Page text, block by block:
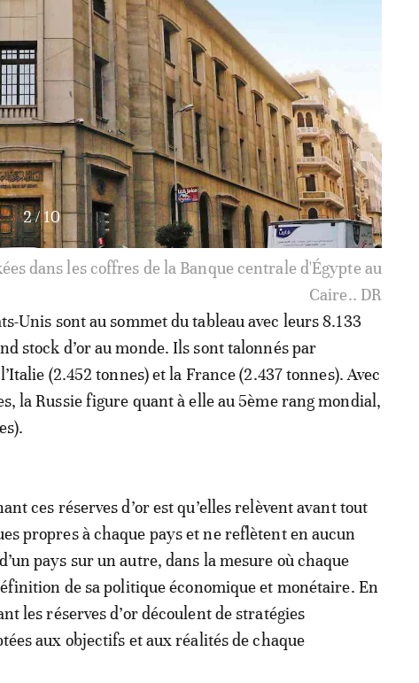
3/10
par la Banque Centrale de Tunisie à Tunis.. DR
Unis sont au sommet du tableau avec leurs 8.133
stock d’or au monde. Ils sont talonnés par
(2.452 tonnes) et la France (2.437 tonnes). Avec
la Russie figure quant à elle au 5ème rang mondial,
propres à chaque pays et ne reflètent en aucun
pays sur un autre, dans la mesure où chaque
de sa politique économique et monétaire. En
les réserves d’or découlent de stratégies
aux objectifs et aux réalités de chaque